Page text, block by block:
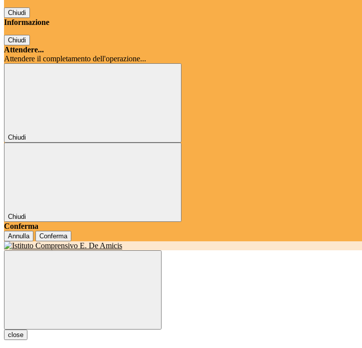
Chiudi
Informazione
Chiudi
Attendere...
Attendere il completamento dell'operazione...
Chiudi
Chiudi
Conferma
Annulla Conferma
close